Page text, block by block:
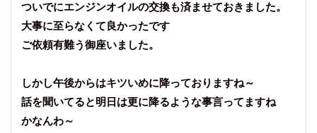
ついでにエンジンオイルの交換も済ませておきました。
大事に至らなくて良かったです
ご依頼有難う御座いました。
しかし午後からはキツいめに降っておりますね～
話を聞いてると明日は更に降るような事言ってますね
かなんわ～